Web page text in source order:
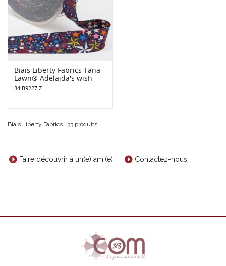
Biais Liberty Fabrics Tana
Lawn® Adelajda's wish
34 B9227 Z
Biais Liberty Fabrics : 33 produits
Faire découvrir à un(e) ami(e) Contactez-nous